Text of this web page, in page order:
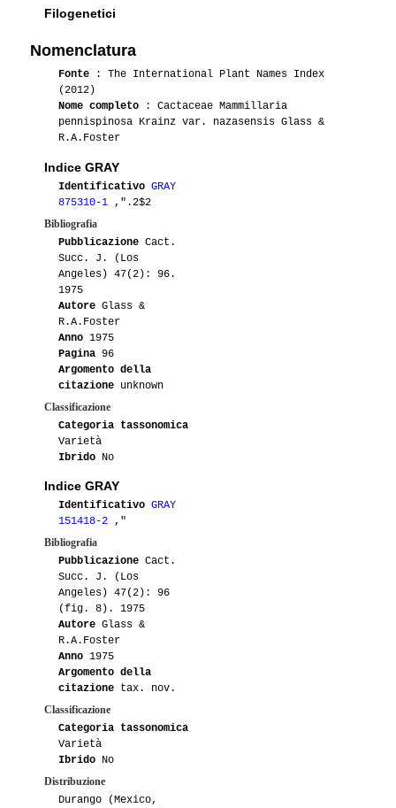
Filogenetici
Nomenclatura
Fonte : The International Plant Names Index
(2012)
Nome completo : Cactaceae Mammillaria
pennispinosa Krainz var. nazasensis Glass &
R.A.Foster
Indice GRAY
Identificativo GRAY
875310-1 ,".2$2
Bibliografia
Pubblicazione Cact.
Succ. J. (Los
Angeles) 47(2): 96.
1975
Autore Glass &
R.A.Foster
Anno 1975
Pagina 96
Argomento della
citazione unknown
Classificazione
Categoria tassonomica
Varietà
Ibrido No
Indice GRAY
Identificativo GRAY
151418-2 ,"
Bibliografia
Pubblicazione Cact.
Succ. J. (Los
Angeles) 47(2): 96
(fig. 8). 1975
Autore Glass &
R.A.Foster
Anno 1975
Argomento della
citazione tax. nov.
Classificazione
Categoria tassonomica
Varietà
Ibrido No
Distribuzione
Durango (Mexico,